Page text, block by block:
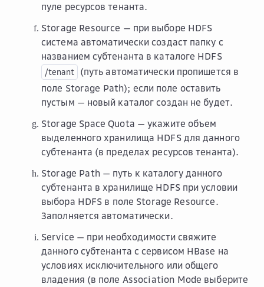
пуле ресурсов тенанта.
Storage Resource — при выборе HDFS
система автоматически создаст папку с
названием субтенанта в каталоге HDFS
/tenant
(путь автоматически пропишется в
поле Storage Path); если поле оставить
пустым — новый каталог создан не будет.
Storage Space Quota — укажите объем
выделенного хранилища HDFS для данного
субтенанта (в пределах ресурсов тенанта).
Storage Path— путь к каталогу данного
субтенанта в хранилище HDFS при условии
выбора HDFS в поле Storage Resource.
Заполняется автоматически.
Service — при необходимости свяжите
данного субтенанта с сервисом HBase на
условиях исключительного или общего
владения (в поле Association Mode выберите